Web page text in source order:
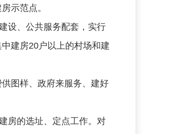
示范点。
设、公共服务配套，实行
建房20户以上的村场和建
图样、政府来服务、建好
房的选址、定点工作。对